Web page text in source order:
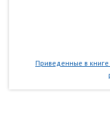
Приведенные в книге